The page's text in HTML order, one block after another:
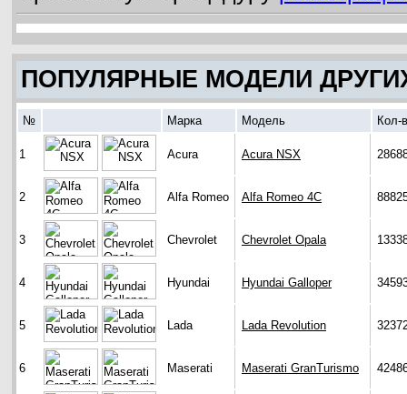
ПОПУЛЯРНЫЕ МОДЕЛИ
№ Марка Модель Кол-
1 Acura Acura NSX
2 Alfa Romeo Alfa Romeo 4C
3 Chevrolet Chevrolet Opala
4 Hyundai Hyundai Galloper
5 Lada Lada Revolution
6 Maserati Maserati GranTurismo